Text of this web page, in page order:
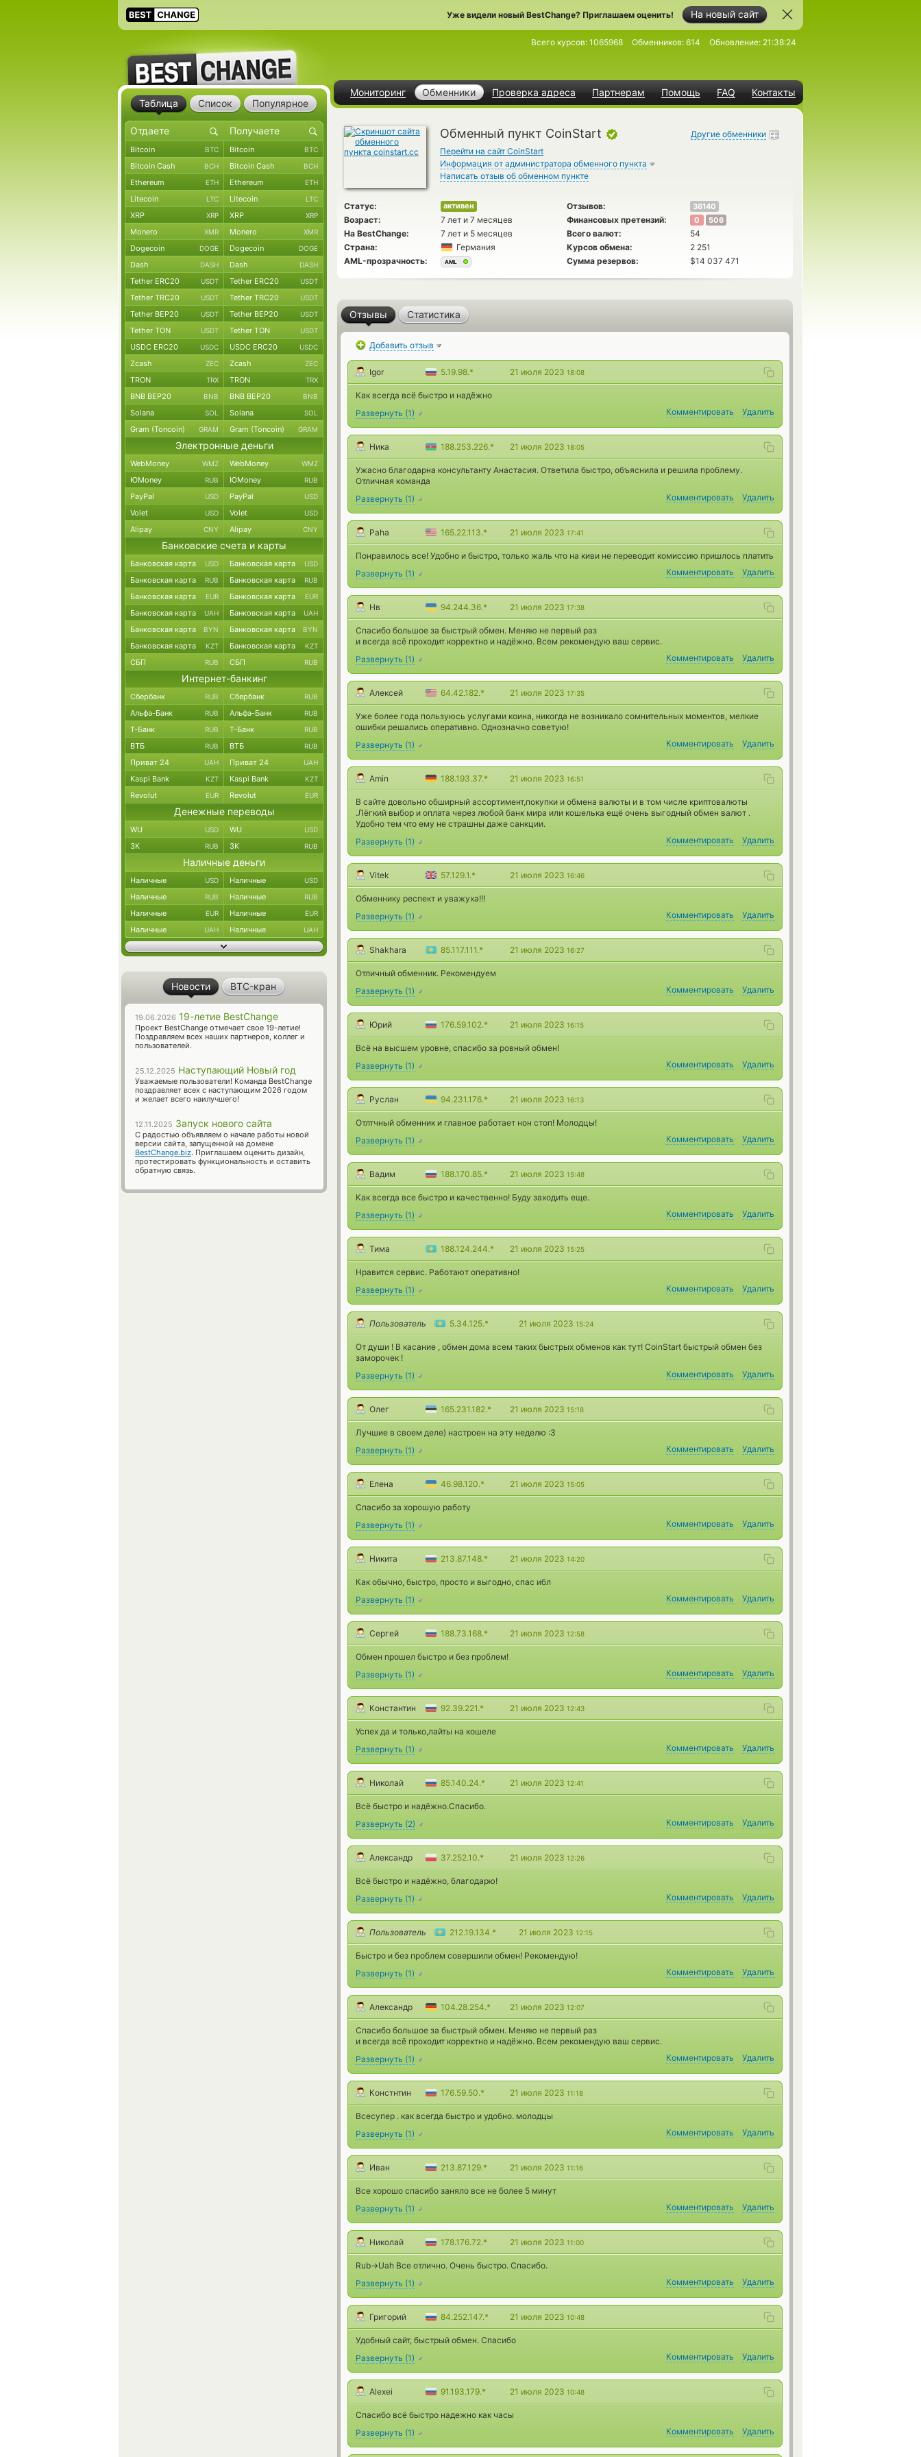
На новый сайт
Уже видели новый BestChange? Приглашаем оценить!
Мониторинг Обменники Проверка адреса Партнерам Помощь FAQ Контакты
Всего курсов: 1065968 Обменников: 614 Обновление: 21:38:24
Обменный пункт CoinStart
Перейти на сайт CoinStart
Информация от администратора обменного пункта
Написать отзыв об обменном пункте
Другие обменники
Статус: активен Отзывов: 36140
Возраст: 7 лет и 7 месяцев Финансовых претензий: 0 506
На BestChange: 7 лет и 5 месяцев Всего валют:
54
Страна:
Германия Курсов обмена:
2 251
AML-прозрачность:
AML Сумма резервов: $14 037 471
Отзывы Статистика
Добавить отзыв
Igor 5.19.98.* 21 июля 2023 18:08
Как всегда всё быстро и надёжно
Развернуть (1) Комментировать Удалить
Ника 188.253.226.* 21 июля 2023 18:05
Ужасно благодарна консультанту Анастасия. Ответила быстро, объяснила и решила проблему.
Отличная команда
Развернуть (1) Комментировать Удалить
Paha 165.22.113.* 21 июля 2023 17:41
Понравилось все! Удобно и быстро, только жаль что на киви не переводит комиссию пришлось платить
Развернуть (1) Комментировать Удалить
Нв 94.244.36.* 21 июля 2023 17:38
Спасибо большое за быстрый обмен. Меняю не первый раз
и всегда всё проходит корректно и надёжно. Всем рекомендую ваш сервис.
Развернуть (1) Комментировать Удалить
Алексей 64.42.182.* 21 июля 2023 17:35
Уже более года пользуюсь услугами коина, никогда не возникало сомнительных моментов, мелкие
ошибки решались оперативно. Однозначно советую!
Развернуть (1) Комментировать Удалить
Amin 188.193.37.* 21 июля 2023 16:51
В сайте довольно обширный ассортимент,покупки и обмена валюты и в том числе криптовалюты
.Лёгкий выбор и оплата через любой банк мира или кошелька ещё очень выгодный обмен валют .
Удобно тем что ему не страшны даже санкции.
Развернуть (1) Комментировать Удалить
Vitek 57.129.1.* 21 июля 2023 16:46
Обменнику респект и уважуха!!!
Развернуть (1) Комментировать Удалить
Shakhara 85.117.111.* 21 июля 2023 16:27
Отличный обменник. Рекомендуем
Развернуть (1) Комментировать Удалить
Юрий 176.59.102.* 21 июля 2023 16:15
Всё на высшем уровне, спасибо за ровный обмен!
Развернуть (1) Комментировать Удалить
Руслан 94.231.176.* 21 июля 2023 16:13
Отлтчный обменник и главное работает нон стоп! Молодцы!
Развернуть (1) Комментировать Удалить
Вадим 188.170.85.* 21 июля 2023 15:48
Как всегда все быстро и качественно! Буду заходить еще.
Развернуть (1) Комментировать Удалить
Тима 188.124.244.* 21 июля 2023 15:25
Нравится сервис. Работают оперативно!
Развернуть (1) Комментировать Удалить
Пользователь 5.34.125.* 21 июля 2023 15:24
От души ! В касание , обмен дома всем таких быстрых обменов как тут! CoinStart быстрый обмен без
заморочек !
Развернуть (1) Комментировать Удалить
Олег 165.231.182.* 21 июля 2023 15:18
Лучшие в своем деле) настроен на эту неделю :3
Развернуть (1) Комментировать Удалить
Елена 46.98.120.* 21 июля 2023 15:05
Спасибо за хорошую работу
Развернуть (1) Комментировать Удалить
Никита 213.87.148.* 21 июля 2023 14:20
Как обычно, быстро, просто и выгодно, спас ибл
Развернуть (1) Комментировать Удалить
Сергей 188.73.168.* 21 июля 2023 12:58
Обмен прошел быстро и без проблем!
Развернуть (1) Комментировать Удалить
Константин 92.39.221.* 21 июля 2023 12:43
Успех да и только,лайты на кошеле
Развернуть (1) Комментировать Удалить
Николай 85.140.24.* 21 июля 2023 12:41
Всё быстро и надёжно.Спасибо.
Развернуть (2) Комментировать Удалить
Александр 37.252.10.* 21 июля 2023 12:26
Всё быстро и надёжно, благодарю!
Развернуть (1) Комментировать Удалить
Пользователь 212.19.134.* 21 июля 2023 12:15
Быстро и без проблем совершили обмен! Рекомендую!
Развернуть (1) Комментировать Удалить
Александр 104.28.254.* 21 июля 2023 12:07
Спасибо большое за быстрый обмен. Меняю не первый раз
и всегда всё проходит корректно и надёжно. Всем рекомендую ваш сервис.
Развернуть (1) Комментировать Удалить
Констнтин 176.59.50.* 21 июля 2023 11:18
Всесупер . как всегда быстро и удобно. молодцы
Развернуть (1) Комментировать Удалить
Иван 213.87.129.* 21 июля 2023 11:16
Все хорошо спасибо заняло все не более 5 минут
Развернуть (1) Комментировать Удалить
Николай 178.176.72.* 21 июля 2023 11:00
Rub->Uah Все отлично. Очень быстро. Спасибо.
Развернуть (1) Комментировать Удалить
Григорий 84.252.147.* 21 июля 2023 10:48
Удобный сайт, быстрый обмен. Спасибо
Развернуть (1) Комментировать Удалить
Alexei 91.193.179.* 21 июля 2023 10:48
Спасибо всё быстро надежно как часы
Развернуть (1) Комментировать Удалить
Таблица Список Популярное
Bitcoin BTC Bitcoin BTC
Bitcoin Cash BCH Bitcoin Cash BCH
Ethereum ETH Ethereum ETH
Litecoin LTC Litecoin LTC
XRP XRP XRP XRP
Monero XMR Monero XMR
Dogecoin DOGE Dogecoin DOGE
Dash DASH Dash DASH
Tether ERC20 USDT Tether ERC20 USDT
Tether TRC20 USDT Tether TRC20 USDT
Tether BEP20 USDT Tether BEP20 USDT
Tether TON USDT Tether TON USDT
USDC ERC20 USDC USDC ERC20 USDC
Zcash ZEC Zcash ZEC
TRON TRX TRON TRX
BNB BEP20 BNB BNB BEP20 BNB
Solana SOL Solana SOL
Gram (Toncoin) GRAM Gram (Toncoin) GRAM
Электронные деньги
WebMoney WMZ WebMoney WMZ
ЮMoney RUB ЮMoney RUB
PayPal USD PayPal USD
Volet USD Volet USD
Alipay CNY Alipay CNY
Банковские счета и карты
Банковская карта USD Банковская карта USD
Банковская карта RUB Банковская карта RUB
Банковская карта EUR Банковская карта EUR
Банковская карта UAH Банковская карта UAH
Банковская карта BYN Банковская карта BYN
Банковская карта KZT Банковская карта KZT
СБП RUB СБП RUB
Интернет-банкинг
Сбербанк RUB Сбербанк RUB
Альфа-Банк RUB Альфа-Банк RUB
Т-Банк RUB Т-Банк RUB
ВТБ RUB ВТБ RUB
Приват 24 UAH Приват 24 UAH
Kaspi Bank KZT Kaspi Bank KZT
Revolut EUR Revolut EUR
Денежные переводы
WU USD WU USD
ЗК RUB ЗК RUB
Наличные деньги
Наличные USD Наличные USD
Наличные RUB Наличные RUB
Наличные EUR Наличные EUR
Наличные UAH Наличные UAH
Новости BTC-кран
19.06.2026 19-летие BestChange
Проект BestChange отмечает свое 19-летие!
Поздравляем всех наших партнеров, коллег и
пользователей.
25.12.2025 Наступающий Новый год
Уважаемые пользователи! Команда BestChange
поздравляет всех с наступающим 2026 годом
и желает всего наилучшего!
12.11.2025 Запуск нового сайта
С радостью объявляем о начале работы новой
версии сайта, запущенной на домене
BestChange.biz. Приглашаем оценить дизайн,
протестировать функциональность и оставить
обратную связь.